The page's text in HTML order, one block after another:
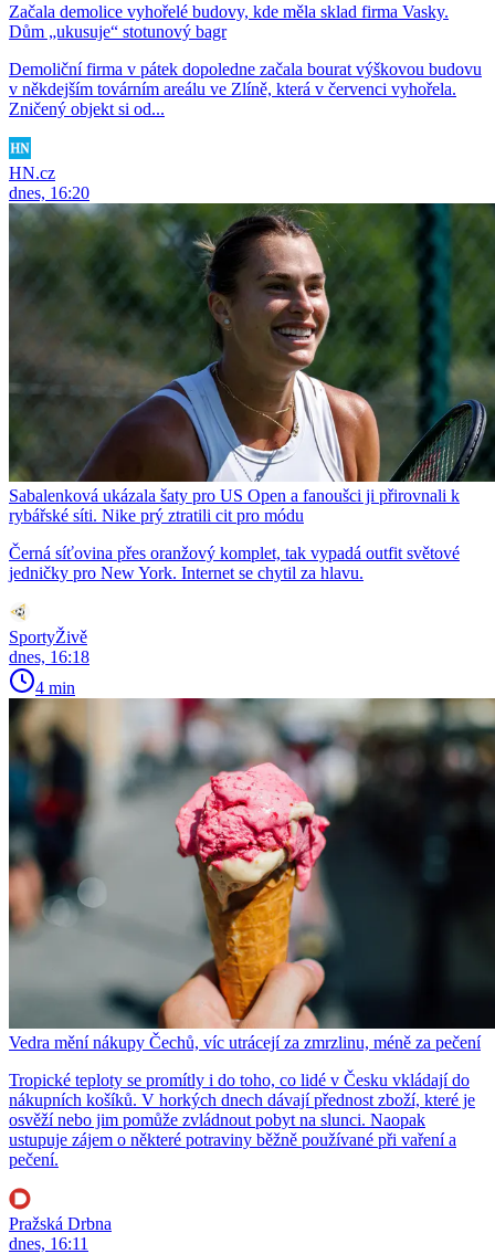
Začala demolice vyhořelé budovy, kde měla sklad firma Vasky.
Dům „ukusuje“ stotunový bagr
Demoliční firma v pátek dopoledne začala bourat výškovou budovu
v někdejším továrním areálu ve Zlíně, která v červenci vyhořela.
Zničený objekt si od...
HN.cz
dnes, 16:20
Sabalenková ukázala šaty pro US Open a fanoušci ji přirovnali k
rybářské síti. Nike prý ztratili cit pro módu
Černá síťovina přes oranžový komplet, tak vypadá outfit světové
jedničky pro New York. Internet se chytil za hlavu.
SportyŽivě
dnes, 16:18
4 min
Vedra mění nákupy Čechů, víc utrácejí za zmrzlinu, méně za pečení
Tropické teploty se promítly i do toho, co lidé v Česku vkládají do
nákupních košíků. V horkých dnech dávají přednost zboží, které je
osvěží nebo jim pomůže zvládnout pobyt na slunci. Naopak
ustupuje zájem o některé potraviny běžně používané při vaření a
pečení.
Pražská Drbna
dnes, 16:11